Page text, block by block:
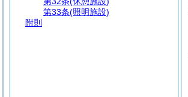
第33条(照明施設)
附則